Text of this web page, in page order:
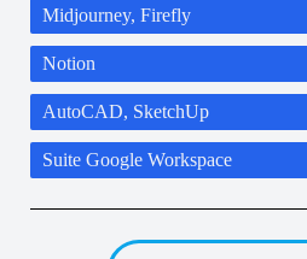
Midjourney, Firefly
Notion
AutoCAD, SketchUp
Suite Google Workspace